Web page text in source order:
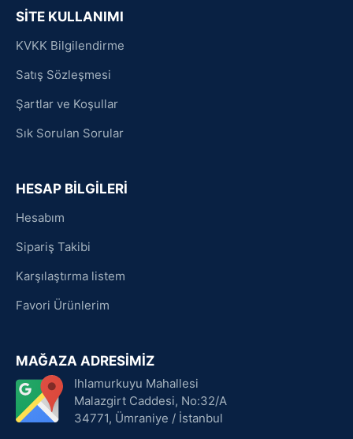
SİTE KULLANIMI
KVKK Bilgilendirme
Satış Sözleşmesi
Şartlar ve Koşullar
Sık Sorulan Sorular
HESAP BİLGİLERİ
Hesabım
Sipariş Takibi
Karşılaştırma listem
Favori Ürünlerim
MAĞAZA ADRESİMİZ
Ihlamurkuyu Mahallesi
Malazgirt Caddesi, No:32/A
34771, Ümraniye / İstanbul